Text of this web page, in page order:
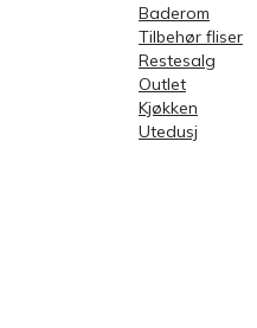
Baderom
Tilbehør fliser
Restesalg
Outlet
Kjøkken
Utedusj